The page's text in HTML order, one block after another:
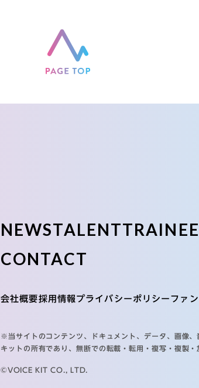
NEWSTALENTTRAINEE
CONTACT
会社概要採用情報プライバシーポリシー ファ
※当サイトのコンテンツ、ドキュメント、データ、画像
キットの所有であり、無断での転載・転用・複写・複製
©VOICE KIT CO., LTD.